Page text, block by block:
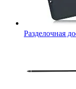
Разделочная